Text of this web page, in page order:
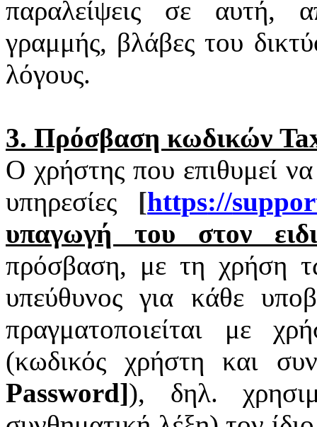
παραλείψεις σε αυτή,
γραμμής, βλάβες του
λόγους.
3. Πρόσβαση κωδικών
Ο χρήστης που επιθυμεί να
υπηρεσίες [https://
υπαγωγή του στον
πρόσβαση, με τη χρήση
υπεύθυνος για κάθε
πραγματοποιείται με
(κωδικός χρήστη και
Password]), δηλ.